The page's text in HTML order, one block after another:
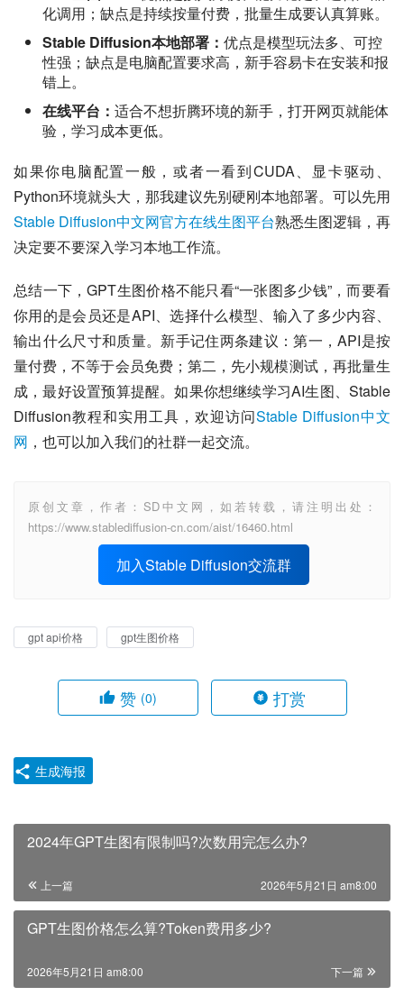
化调用；缺点是持续按量付费，批量生成要认真算账。
Stable Diffusion本地部署： 优点是模型玩法多、可控
性强；缺点是电脑配置要求高，新手容易卡在安装和报
错上。
在线平台： 适合不想折腾环境的新手，打开网页就能体
验，学习成本更低。
如果你电脑配置一般，或者一看到CUDA、显卡驱动、
Python环境就头大，那我建议先别硬刚本地部署。可以先用
Stable Diffusion中文网官方在线生图平台熟悉生图逻辑，再
决定要不要深入学习本地工作流。
总结一下，GPT生图价格不能只看“一张图多少钱”，而要看
你用的是会员还是API、选择什么模型、输入了多少内容、
输出什么尺寸和质量。新手记住两条建议：第一，API是按
量付费，不等于会员免费；第二，先小规模测试，再批量生
成，最好设置预算提醒。如果你想继续学习AI生图、Stable
Diffusion教程和实用工具，欢迎访问Stable Diffusion中文
网 ，也可以加入我们的社群一起交流。
原创文章，作者：SD中文网，如若转载，请注明出处：
https://www.stablediffusion-cn.com/aist/16460.html
加入Stable Diffusion交流群
gpt api价格 gpt生图价格
赞 (0) 打赏
生成海报
2024年GPT生图有限制吗?次数用完怎么办?
上一篇 2026年5月21日 am8:00
GPT生图价格怎么算?Token费用多少?
下一篇
2026年5月21日 am8:00